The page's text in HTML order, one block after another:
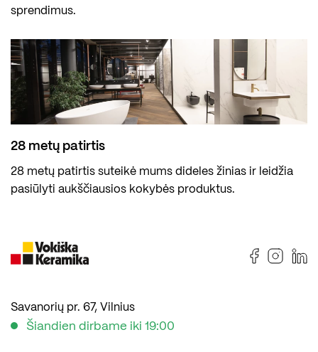
sprendimus.
28 metų patirtis
28 metų patirtis suteikė mums dideles žinias ir leidžia
pasiūlyti aukščiausios kokybės produktus.
Savanorių pr. 67, Vilnius
Šiandien dirbame iki 19:00